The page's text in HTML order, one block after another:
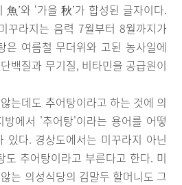
’와 ‘가을 秋’가 합성된 글자이다.
꾸라지는 음력 7월부터 8월까지가
은 여름철 무더위와 고된 농사일에
백질과 무기질, 비타민을 공급원이
는데도 추어탕이라고 하는 것에 의
에서 '추어탕'이라는 용어를 어떻
있다. 경상도에서는 미꾸라지 아닌
도 추어탕이라고 부른다고 한다. 미
는 의성식당의 김말두 할머니도 그